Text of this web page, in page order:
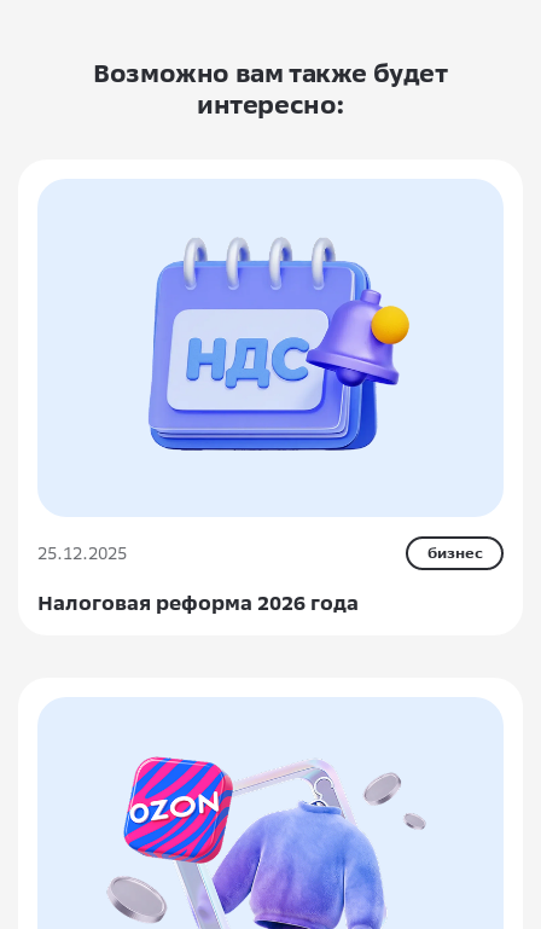
Возможно вам также будет
интересно:
25.12.2025 бизнес
Налоговая реформа 2026 года